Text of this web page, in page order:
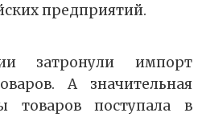
предприятий.
затронули импорт
А значительная
товаров поступала в